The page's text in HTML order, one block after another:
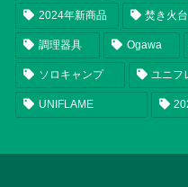
2024年新商品 焚き火台
調理器具 Ogawa
ソロキャンプ ユニフ
UNIFLAME